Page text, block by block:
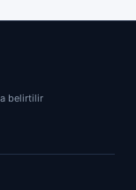
belirtilir